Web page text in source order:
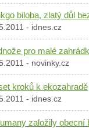
biloba, zlatý důl
- idnes.cz
pro malé
- novinky.cz
kroků k ekozahradě
- idnes.cz
založily obecní